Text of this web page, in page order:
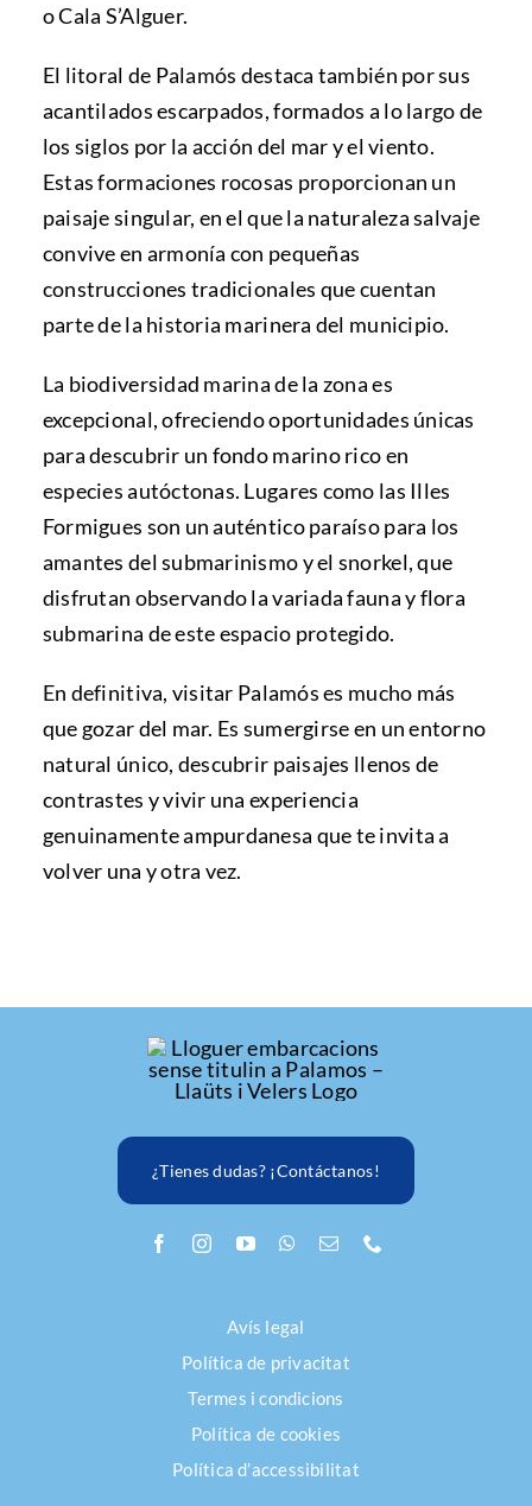
o Cala S’Alguer.
El litoral de Palamós destaca también por sus
acantilados escarpados, formados a lo largo de
los siglos por la acción del mar y el viento.
Estas formaciones rocosas proporcionan un
paisaje singular, en el que la naturaleza salvaje
convive en armonía con pequeñas
construcciones tradicionales que cuentan
parte de la historia marinera del municipio.
La biodiversidad marina de la zona es
excepcional, ofreciendo oportunidades únicas
para descubrir un fondo marino rico en
especies autóctonas. Lugares como las Illes
Formigues son un auténtico paraíso para los
amantes del submarinismo y el snorkel, que
disfrutan observando la variada fauna y flora
submarina de este espacio protegido.
En definitiva, visitar Palamós es mucho más
que gozar del mar. Es sumergirse en un entorno
natural único, descubrir paisajes llenos de
contrastes y vivir una experiencia
genuinamente ampurdanesa que te invita a
volver una y otra vez.
¿Tienes dudas? ¡Contáctanos!
Avís legal
Política de privacitat
Termes i condicions
Política de cookies
Política d’accessibilitat